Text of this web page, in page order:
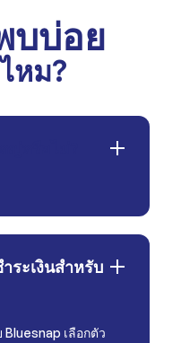
บบ่อย
หม?
ระเงินสำหรับ
Bluesnap เลือกตัว